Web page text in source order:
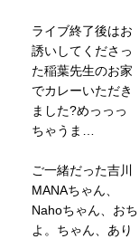
ライブ終了後はお
誘いしてくださっ
た稲葉先生のお家
でカレーいただき
ました?めっっっ
ちゃうま…
ご一緒だった吉川
MANAちゃん、
Nahoちゃん、おち
よ。ちゃん、あり